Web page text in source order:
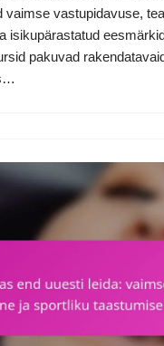
vaimse vastupidavuse,
isikupärastatud
pakuvad